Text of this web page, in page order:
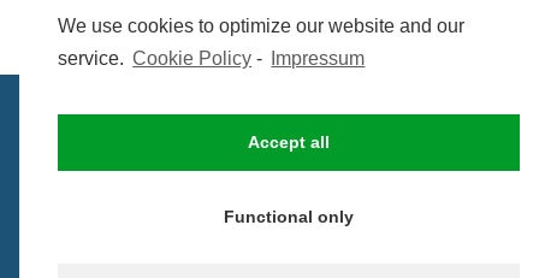
We use cookies to optimize our website and our
service. Cookie Policy - Impressum
Accept all
Functional only
UVIJETI KORIŠTENJA COOKIE POLICY (EU)